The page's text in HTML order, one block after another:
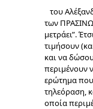
του
των
μετράει”.
τιμήσουν
και να
περιμένουν
ερώτημα
τηλεόραση,
οποία